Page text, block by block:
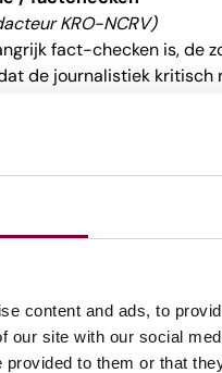
content and ads, to
our site with our social
provided to them or that
KRO-NCRV)
fact-checken is, de
de journalistiek kritisch